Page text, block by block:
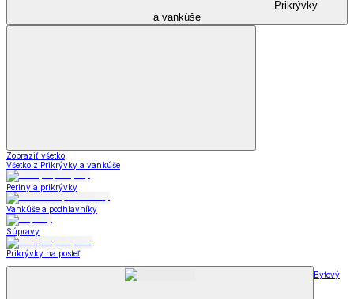
Prikrývky
a vankúše
Zobraziť všetko
Všetko z Prikrývky a vankúše
Periny a prikrývky
Vankúše a podhlavníky
Súpravy
Prikrývky na posteľ
Bytový